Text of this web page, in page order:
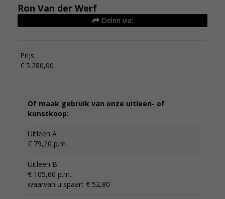
Ron Van der Werf
Delen via:
Prijs
€ 5.280,00
Of maak gebruik van onze uitleen- of
kunstkoop:
Uitleen A
€ 79,20 p.m.
Uitleen B
€ 105,60 p.m.
waarvan u spaart € 52,80